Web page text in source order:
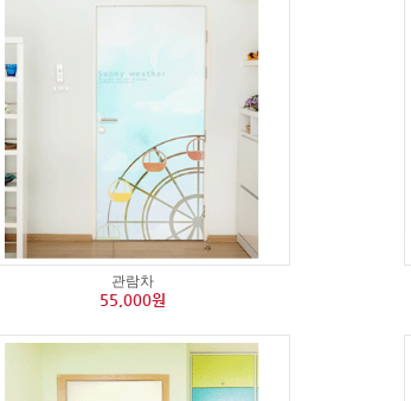
관람차
55,000원